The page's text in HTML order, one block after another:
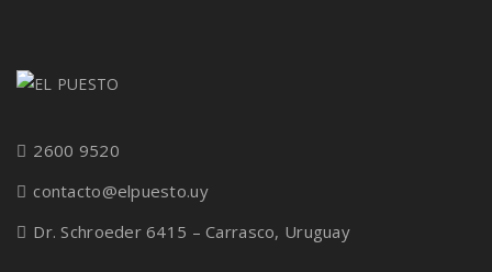
2600 9520
contacto@elpuesto.uy
Dr. Schroeder 6415 – Carrasco, Uruguay